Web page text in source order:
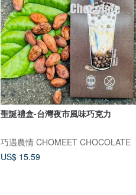
聖誕禮盒-台灣夜市風味巧克力
巧遇農情 CHOMEET CHOCOLATE
US$ 15.59